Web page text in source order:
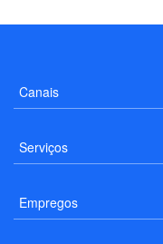
Canais
Serviços
Empregos